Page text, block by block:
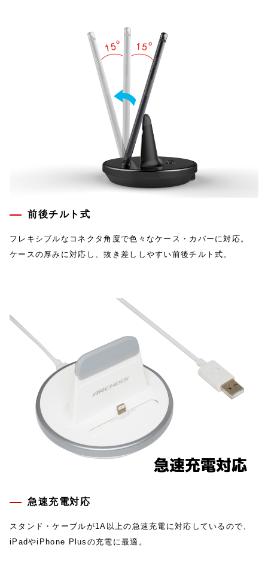
前後チルト式
フレキシブルなコネクタ角度で色々なケース・カバーに対応。
ケースの厚みに対応し、抜き差ししやすい前後チルト式。
急速充電対応
スタンド・ケーブルが1A以上の急速充電に対応しているので、
iPadやiPhone Plusの充電に最適。